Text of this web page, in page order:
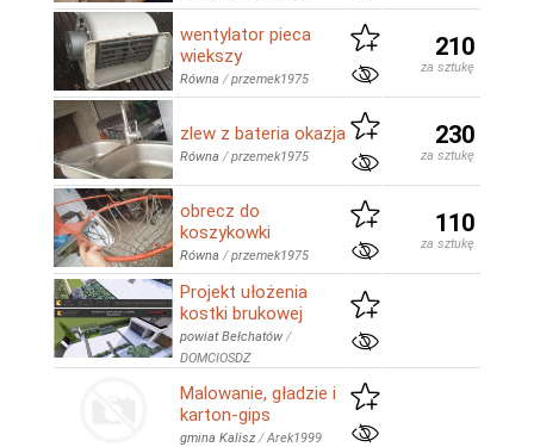
wentylator pieca
wiekszy
Równa /przemek1975
210
za sztukę
zlew z bateria okazja
Równa /przemek1975
230
za sztukę
obrecz do
koszykowki
Równa /przemek1975
110
za sztukę
Projekt ułożenia
kostki brukowej
powiat Bełchatów /
DOMCIOSDZ
Malowanie, gładzie i
karton-gips
gmina Kalisz /Arek1999